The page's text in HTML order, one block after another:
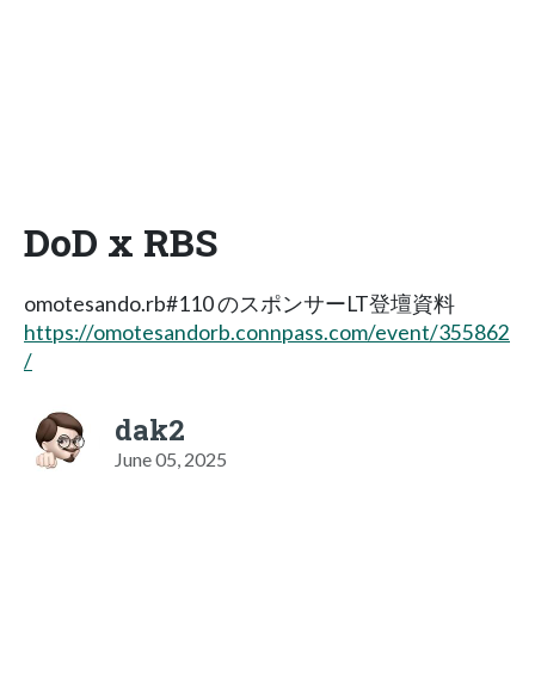
DoD x RBS
omotesando.rb#110 のスポンサーLT登壇資料
https://omotesandorb.connpass.com/event/355862
/
dak2
June 05, 2025